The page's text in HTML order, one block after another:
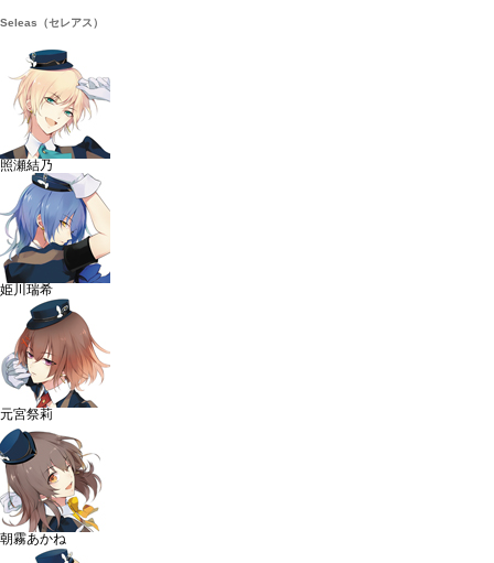
Seleas（セレアス）
照瀬結乃
姫川瑞希
元宮祭莉
朝霧あかね